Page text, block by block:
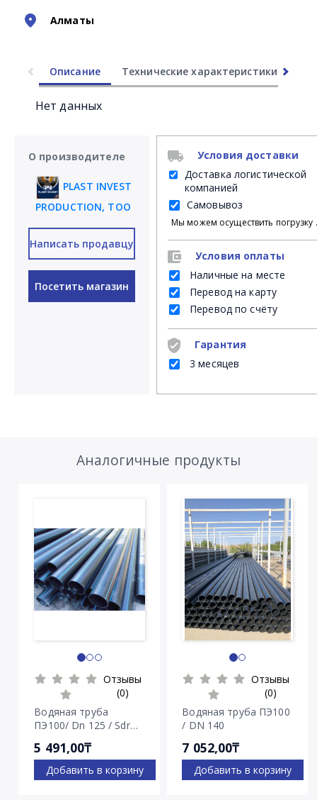
Алматы
Описание Технические характеристики
Нет данных
О производителе
PLAST INVEST
PRODUCTION, ТОО
Написать продавцу
Посетить магазин
Условия доставки
Доставка логистической
компанией
Самовывоз
Мы можем осуществить погрузку
Условия оплаты
Наличные на месте
Перевод на карту
Перевод по счёту
Гарантия
3 месяцев
Аналогичные продукты
Отзывы
(0)
Водяная труба
ПЭ100/ Dn 125 / Sdr
5 491,00₸
Добавить в корзину
Отзывы
(0)
Водяная труба ПЭ100
/ DN 140
7 052,00₸
Добавить в корзину